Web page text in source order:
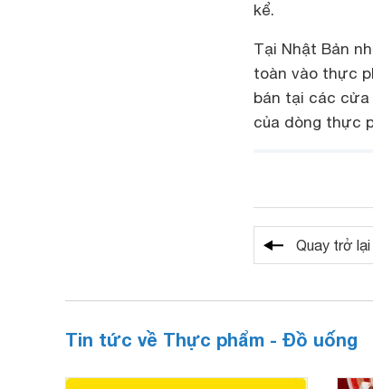
kể.
Tại Nhật Bản
toàn vào thực
bán tại các
của dòng thực
Quay trở lại
Tin tức về Thực phẩm - Đồ uống